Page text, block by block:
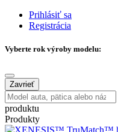
Prihlásiť sa
Registrácia
Vyberte rok výroby modelu:
Zavrieť
produktu
Produkty